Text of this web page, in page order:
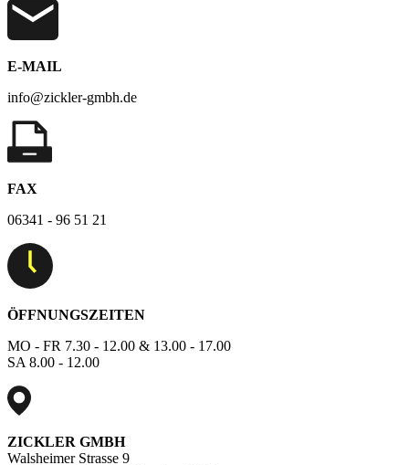
E-MAIL
info@zickler-gmbh.de
FAX
06341 - 96 51 21
ÖFFNUNGSZEITEN
MO - FR 7.30 - 12.00 & 13.00 - 17.00
SA 8.00 - 12.00
ZICKLER GMBH
Walsheimer Strasse 9